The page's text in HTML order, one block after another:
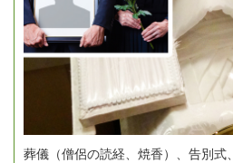
葬儀（僧侶の読経、焼香）、告別式